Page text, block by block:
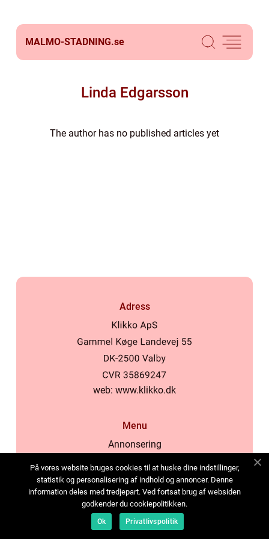
MALMO-STADNING.se
Linda Edgarsson
The author has no published articles yet
Adress
web: www.klikko.dk
Menu
Annonsering
Cookies
Kontakta oss
Sitemap
På vores website bruges cookies til at huske dine indstillinger,
statistik og personalisering af indhold og annoncer. Denne
information deles med tredjepart. Ved fortsat brug af websiden
godkender du cookiepolitikken.
Ok Privatlivspolitik